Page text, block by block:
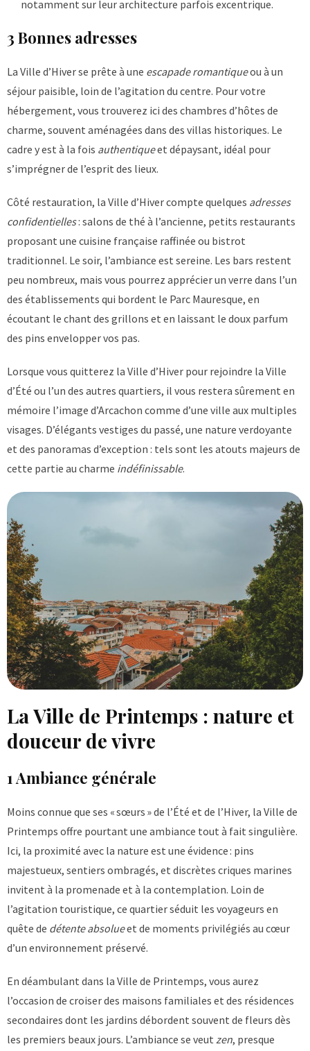
notamment sur leur architecture parfois excentrique.
3 Bonnes adresses
La Ville d’Hiver se prête à une escapade romantiqueou à un
séjour paisible, loin de l’agitation du centre. Pour votre
hébergement, vous trouverez ici des chambres d’hôtes de
charme, souvent aménagées dans des villas historiques. Le
cadre y est à la fois authentiqueet dépaysant, idéal pour
s’imprégner de l’esprit des lieux.
Côté restauration, la Ville d’Hiver compte quelques adresses
confidentielles: salons de thé à l’ancienne, petits restaurants
proposant une cuisine française raffinée ou bistrot
traditionnel. Le soir, l’ambiance est sereine. Les bars restent
peu nombreux, mais vous pourrez apprécier un verre dans l’un
des établissements qui bordent le Parc Mauresque, en
écoutant le chant des grillons et en laissant le doux parfum
des pins envelopper vos pas.
Lorsque vous quitterez la Ville d’Hiver pour rejoindre la Ville
d’Été ou l’un des autres quartiers, il vous restera sûrement en
mémoire l’image d’Arcachon comme d’une ville aux multiples
visages. D’élégants vestiges du passé, une nature verdoyante
et des panoramas d’exception : tels sont les atouts majeurs de
cette partie au charme indéfinissable.
La Ville de Printemps : nature et
douceur de vivre
1 Ambiance générale
Moins connue que ses « sœurs » de l’Été et de l’Hiver, la Ville de
Printemps offre pourtant une ambiance tout à fait singulière.
Ici, la proximité avec la nature est une évidence : pins
majestueux, sentiers ombragés, et discrètes criques marines
invitent à la promenade et à la contemplation. Loin de
l’agitation touristique, ce quartier séduit les voyageurs en
quête de détente absolueet de moments privilégiés au cœur
d’un environnement préservé.
En déambulant dans la Ville de Printemps, vous aurez
l’occasion de croiser des maisons familiales et des résidences
secondaires dont les jardins débordent souvent de fleurs dès
les premiers beaux jours. L’ambiance se veut zen, presque